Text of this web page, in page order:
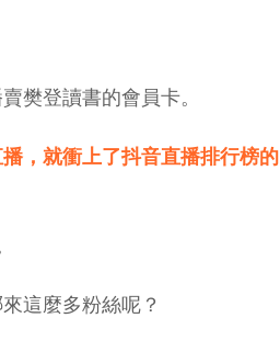
樊登讀書的會員卡。
，就衝上了抖音直播排行榜的
這麼多粉絲呢？